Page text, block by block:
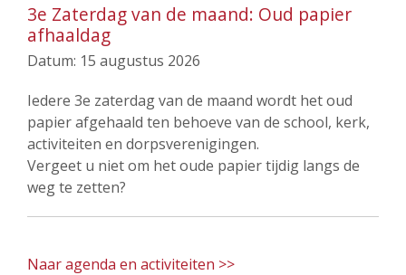
3e Zaterdag van de maand: Oud papier
afhaaldag
Datum: 15 augustus 2026
Iedere 3e zaterdag van de maand wordt het oud
papier afgehaald ten behoeve van de school, kerk,
activiteiten en dorpsverenigingen.
Vergeet u niet om het oude papier tijdig langs de
weg te zetten?
Naar agenda en activiteiten >>